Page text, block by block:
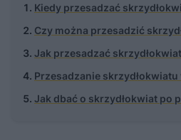
Kiedy przesadzać
Czy można przesadzić
Jak przesadzać
Przesadzanie
Jak dbać o skrzydłokwiat po